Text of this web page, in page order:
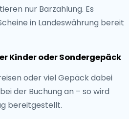
nur Barzahlung. Es
in Landeswährung bereit
Kinder oder Sondergepäck
oder viel Gepäck dabei
der Buchung an – so wird
bereitgestellt.